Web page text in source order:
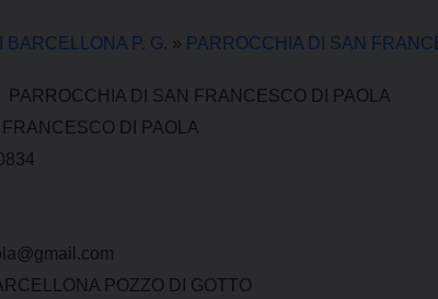
P. G. » PARROCCHIA DI SAN
PARROCCHIA DI SAN FRANCESCO DI PAOLA
FRANCESCO DI PAOLA
POZZO DI GOTTO